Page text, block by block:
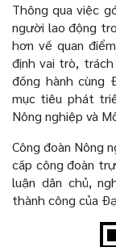
Thông qua việc
người lao động
hơn về quan
định vai trò,
đồng hành cùng
mục tiêu phát
Nông nghiệp và
Công đoàn Nông
cấp công đoàn
luận dân chủ,
thành công của